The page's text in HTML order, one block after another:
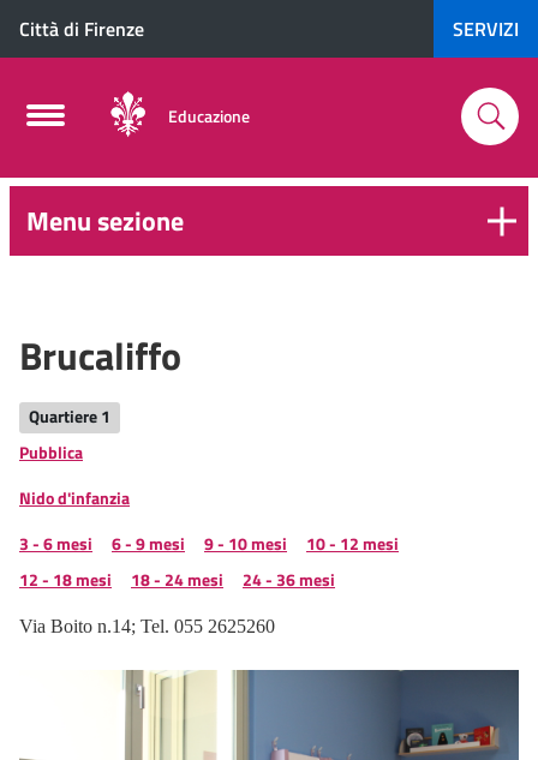
Città di Firenze SERVIZI
Educazione
0-Menu sezione
Brucaliffo
Quartiere 1
Pubblica
Nido d'infanzia
3 - 6 mesi
6 - 9 mesi 9 - 10 mesi
10 - 12 mesi
12 - 18 mesi
18 - 24 mesi 24 - 36 mesi
Via Boito n.14; Tel. 055 2625260